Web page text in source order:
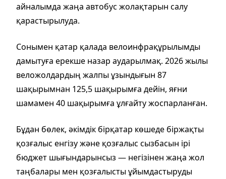
айналымда жаңа автобус жолақтарын салу
қарастырылуда.
Сонымен қатар қалада велоинфрақұрылымды
дамытуға ерекше назар аударылмақ. 2026 жылы
веложолдардың жалпы ұзындығын 87
шақырымнан 125,5 шақырымға дейін, яғни
шамамен 40 шақырымға ұлғайту жоспарланған.
Бұдан бөлек, әкімдік бірқатар көшеде біржақты
қозғалыс енгізу және қозғалыс сызбасын ірі
бюджет шығындарынсыз — негізінен жаңа жол
таңбалары мен қозғалысты ұйымдастыруды